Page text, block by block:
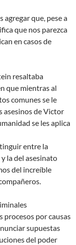
que, pese a
que nos parezca
en casos de
resaltaba
que mientras al
comunes se le
asesinos de Victor
se les aplica
entre la
la del asesinato
del increíble
por causas
supuestas
del poder